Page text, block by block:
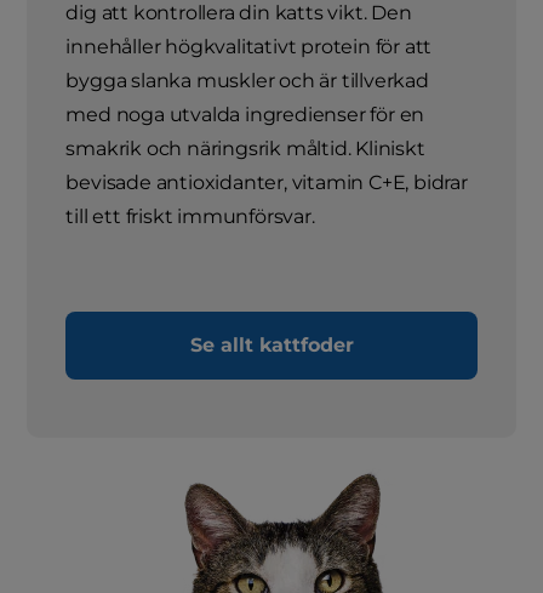
dig att kontrollera din katts vikt. Den
innehåller högkvalitativt protein för att
bygga slanka muskler och är tillverkad
med noga utvalda ingredienser för en
smakrik och näringsrik måltid. Kliniskt
bevisade antioxidanter, vitamin C+E, bidrar
till ett friskt immunförsvar.
Se allt kattfoder